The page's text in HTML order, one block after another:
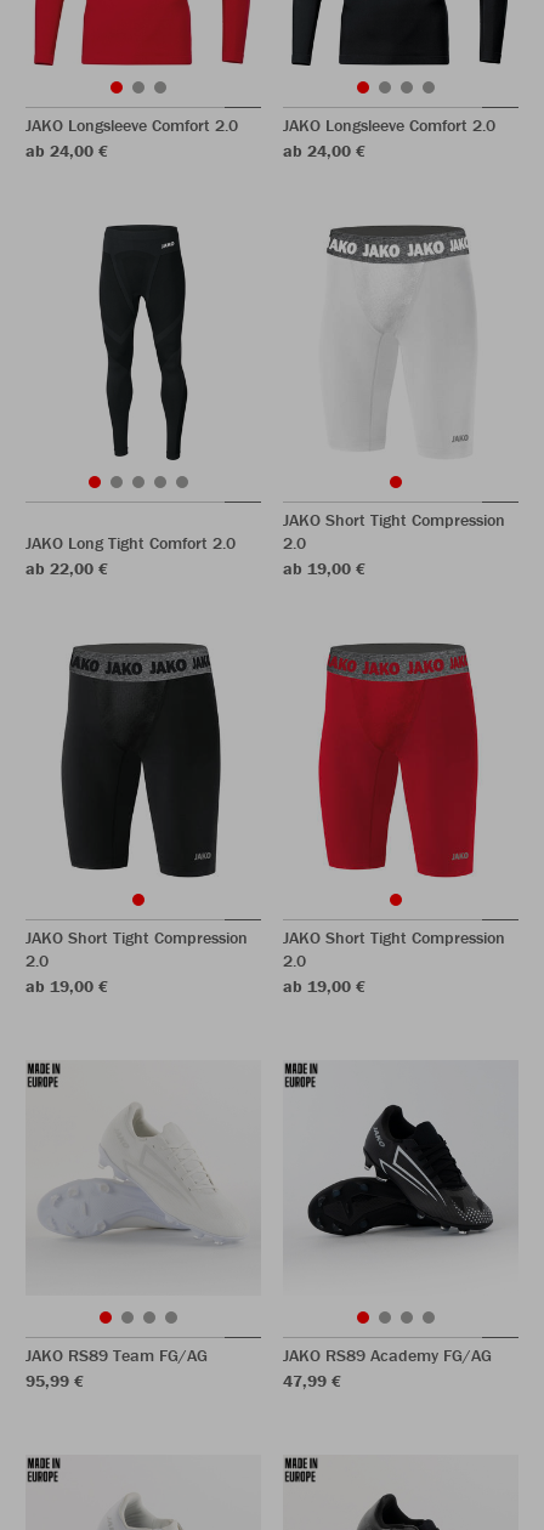
JAKO Longsleeve Comfort 2.0
ab 24,00 €
JAKO Longsleeve Comfort 2.0
ab 24,00 €
JAKO Long Tight Comfort 2.0
ab 22,00 €
JAKO Short Tight Compression
2.0
ab 19,00 €
JAKO Short Tight Compression
2.0
ab 19,00 €
JAKO Short Tight Compression
2.0
ab 19,00 €
JAKO RS89 Team FG/AG
95,99 €
JAKO RS89 Academy FG/AG
47,99 €